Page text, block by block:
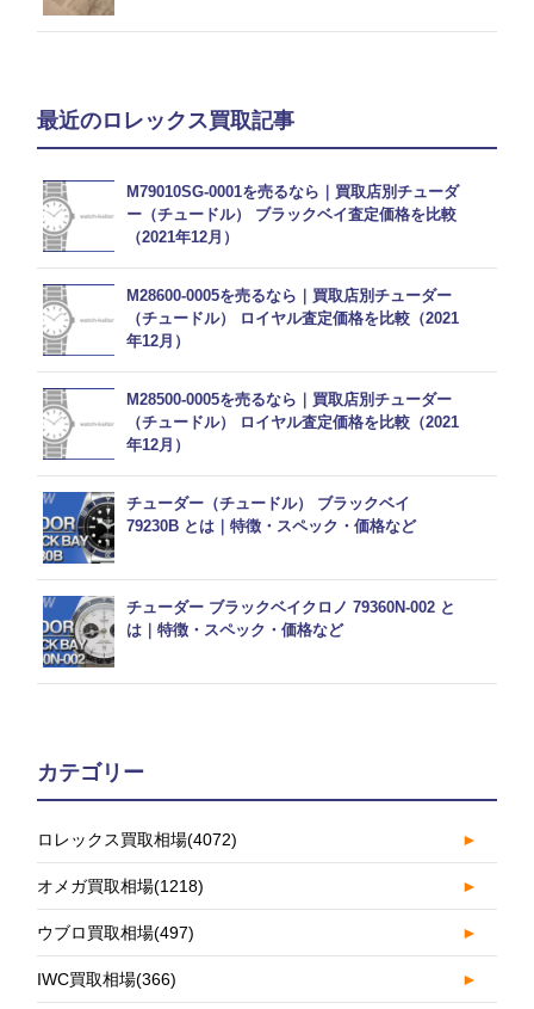
最近のロレックス買取記事
M79010SG-0001を売るなら｜買取店別チューダ
ー（チュードル） ブラックベイ査定価格を比較
（2021年12月）
M28600-0005を売るなら｜買取店別チューダー
（チュードル） ロイヤル査定価格を比較（2021
年12月）
M28500-0005を売るなら｜買取店別チューダー
（チュードル） ロイヤル査定価格を比較（2021
年12月）
チューダー（チュードル） ブラックベイ
79230B とは｜特徴・スペック・価格など
チューダー ブラックベイクロノ 79360N-002 と
は｜特徴・スペック・価格など
カテゴリー
ロレックス買取相場(4072) ►
オメガ買取相場(1218) ►
ウブロ買取相場(497) ►
IWC買取相場(366) ►